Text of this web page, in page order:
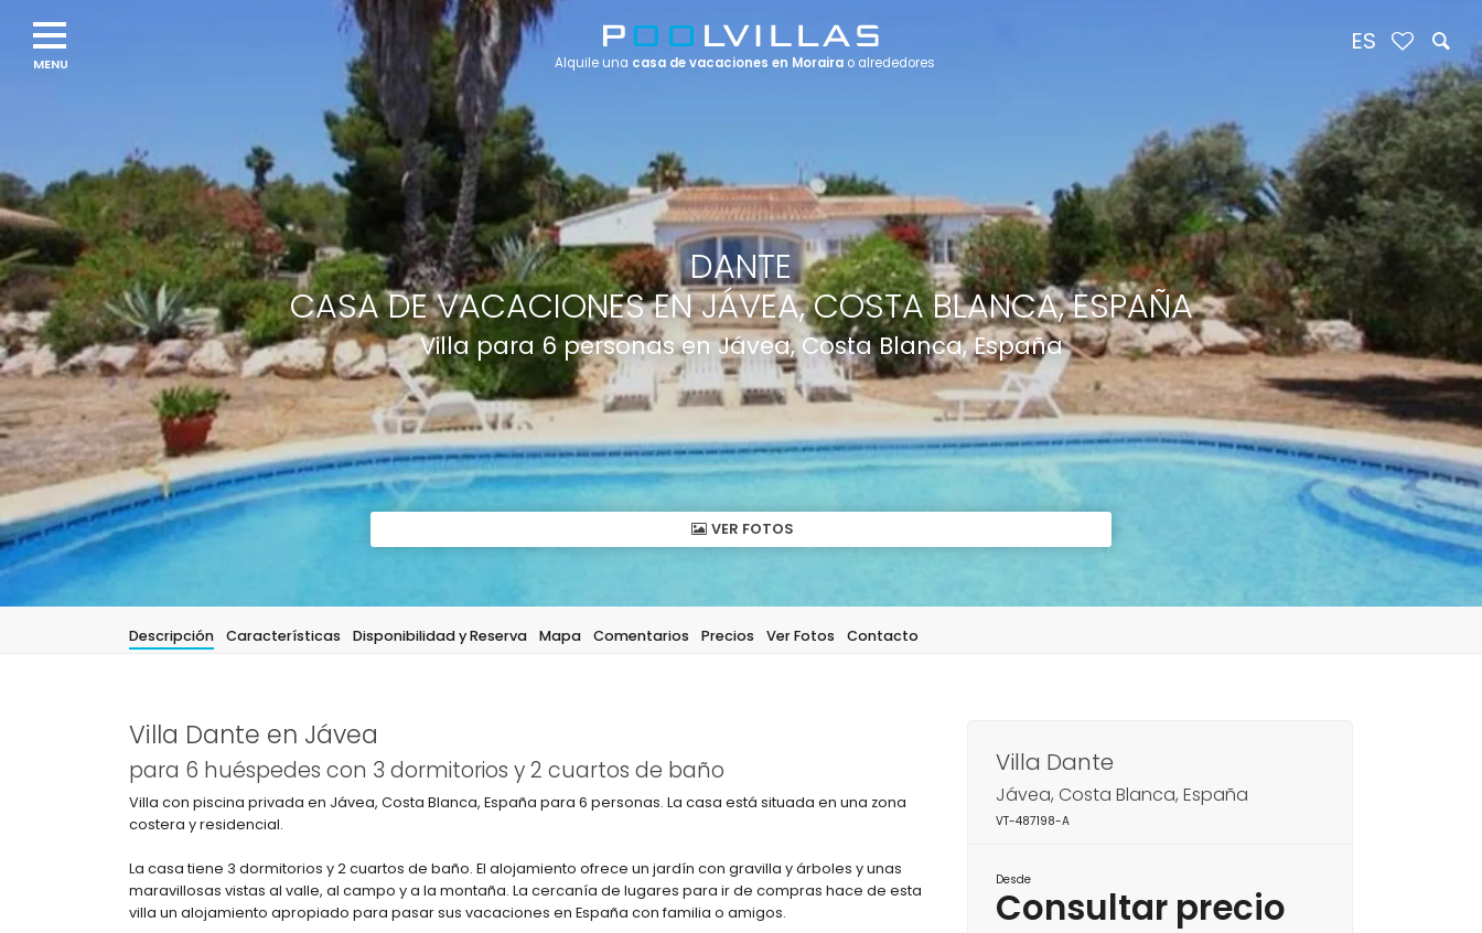
DANTE
CASA DE VACACIONES EN JÁVEA, COSTA BLANCA, ESPAÑA
Villa para 6 personas en Jávea, Costa Blanca, España
VER FOTOS
Descripción Características Disponibilidad y Reserva Mapa Comentarios Precios Ver Fotos Contacto
Villa Dante en Jávea
para 6 huéspedes con 3 dormitorios y 2 cuartos de baño
Villa con piscina privada en Jávea, Costa Blanca, España para 6 personas. La casa está situada en una zona
costera y residencial.
La casa tiene 3 dormitorios y 2 cuartos de baño. El alojamiento ofrece un jardín con gravilla y árboles y unas
maravillosas vistas al valle, al campo y a la montaña. La cercanía de lugares para ir de compras hace de esta
villa un alojamiento apropiado para pasar sus vacaciones en España con familia o amigos.
Villa Dante
Jávea, Costa Blanca, España
VT-487198-A
Desde
Consultar precio
Alquile una casa de vacaciones en Morairao alrededores
ES